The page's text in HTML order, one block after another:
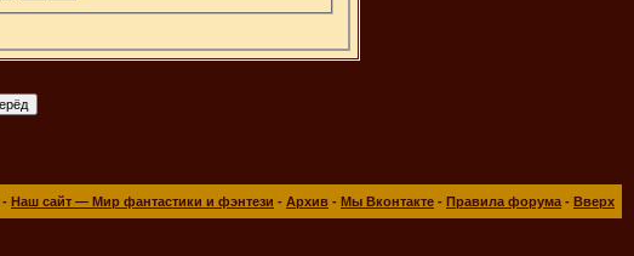
- Наш сайт — Мир фантастики и фэнтези - Архив - Мы Вконтакте - Правила форума - Вверх